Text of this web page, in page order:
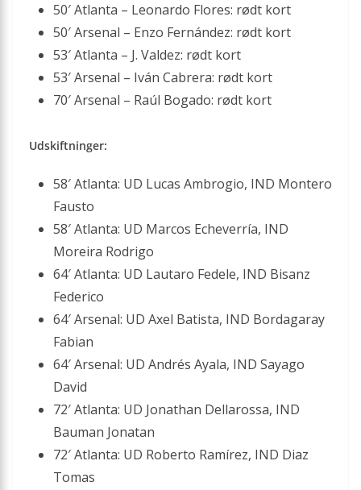
50′ Atlanta – Leonardo Flores: rødt kort
50′ Arsenal – Enzo Fernández: rødt kort
53′ Atlanta – J. Valdez: rødt kort
53′ Arsenal – Iván Cabrera: rødt kort
70′ Arsenal – Raúl Bogado: rødt kort
Udskiftninger:
58′ Atlanta: UD Lucas Ambrogio, IND Montero
Fausto
58′ Atlanta: UD Marcos Echeverría, IND
Moreira Rodrigo
64′ Atlanta: UD Lautaro Fedele, IND Bisanz
Federico
64′ Arsenal: UD Axel Batista, IND Bordagaray
Fabian
64′ Arsenal: UD Andrés Ayala, IND Sayago
David
72′ Atlanta: UD Jonathan Dellarossa, IND
Bauman Jonatan
72′ Atlanta: UD Roberto Ramírez, IND Diaz
Tomas